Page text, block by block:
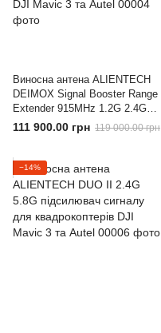
Виносна антена ALIENTECH
DEIMOX Signal Booster Range
Extender 915MHz 1.2G 2.4G
5.2G і 5.8G підсилювач
сигналу для FPV та
Autel
111 900.00 грн 119 000.00 грн
−14%